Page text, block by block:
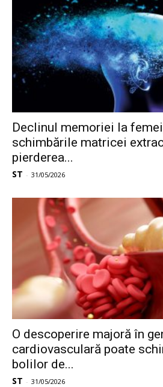
Declinul memoriei la
schimbările matricei
pierderea...
ST - 31/05/2026
O descoperire majoră în
cardiovasculară poate
bolilor de...
ST - 31/05/2026